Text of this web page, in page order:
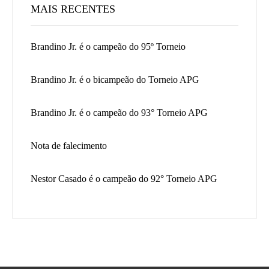
MAIS RECENTES
Brandino Jr. é o campeão do 95º Torneio
Brandino Jr. é o bicampeão do Torneio APG
Brandino Jr. é o campeão do 93° Torneio APG
Nota de falecimento
Nestor Casado é o campeão do 92° Torneio APG